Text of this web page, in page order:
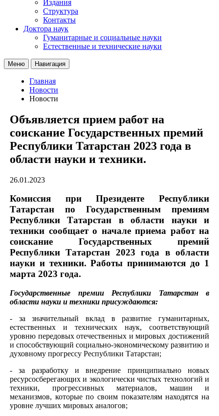
Издания
Структура
Контакты
Доктора наук
Гуманитарные и социальные науки
Естественные и технические науки
Меню Навигация
Главная
Новости
Новости
Объявляется прием работ на
соискание Государственных премий
Республики Татарстан 2023 года в
области науки и техники.
26.01.2023
Комиссия при Президенте Республики
Татарстан по Государственным премиям
Республики Татарстан в области науки и
техники сообщает о начале приема работ на
соискание Государственных премий
Республики Татарстан 2023 года в области
науки и техники. Работы принимаются до 1
марта 2023 года.
Государственные премии Республики Татарстан в
области науки и техники присуждаются:
- за значительный вклад в развитие гуманитарных,
естественных и технических наук, соответствующий
уровню передовых отечественных и мировых достижений
и способствующий социально-экономическому развитию и
духовному прогрессу Республики Татарстан;
- за разработку и внедрение принципиально новых
ресурсосберегающих и экологически чистых технологий и
техники, прогрессивных материалов, машин и
механизмов, которые по своим показателям находятся на
уровне лучших мировых аналогов;